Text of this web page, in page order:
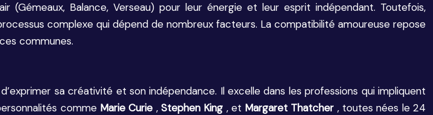
Balance, Verseau) pour leur énergie et leur esprit indépendant. Toutefois,
complexe qui dépend de nombreux facteurs. La compatibilité amoureuse repose
communes.
sa créativité et son indépendance. Il excelle dans les professions qui impliquent
comme Marie Curie , Stephen King , et Margaret Thatcher , toutes nées le 24